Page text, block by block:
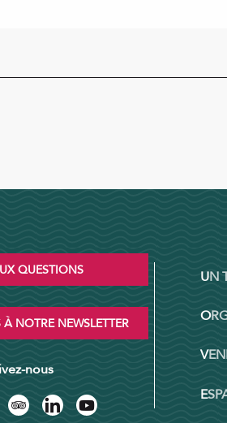
QUESTIONS
NOTRE NEWSLETTER
nous